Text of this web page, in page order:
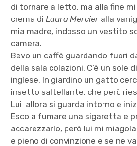
di tornare a letto, ma alla fine
crema diLaura Mercier alla
mia madre, indosso un vestito
camera.
Bevo un caffè guardando fuori
della sala colazioni. C’è un sole
inglese. In giardino un gatto
insetto saltellante, che però
Lui allora si guarda intorno e
Esco a fumare una sigaretta e
accarezzarlo, però lui mi
e pieno di convinzione e se ne